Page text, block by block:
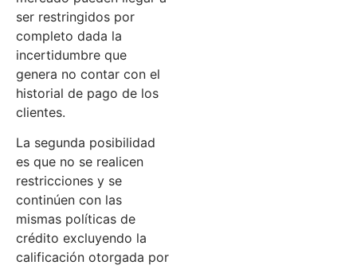
ser restringidos por
completo dada la
incertidumbre que
genera no contar con el
historial de pago de los
clientes.
La segunda posibilidad
es que no se realicen
restricciones y se
continúen con las
mismas políticas de
crédito excluyendo la
calificación otorgada por